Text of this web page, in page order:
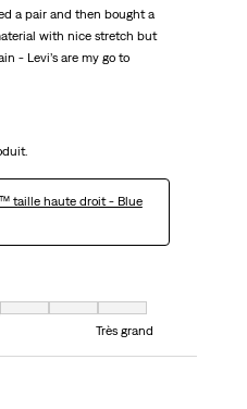
a pair and then bought a
with nice stretch but
- Levi’s are my go to
taille haute droit - Blue
petit et 7 est égal à Très grand
Très grand